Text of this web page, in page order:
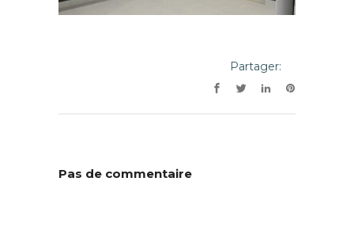
Partager:
Pas de commentaire